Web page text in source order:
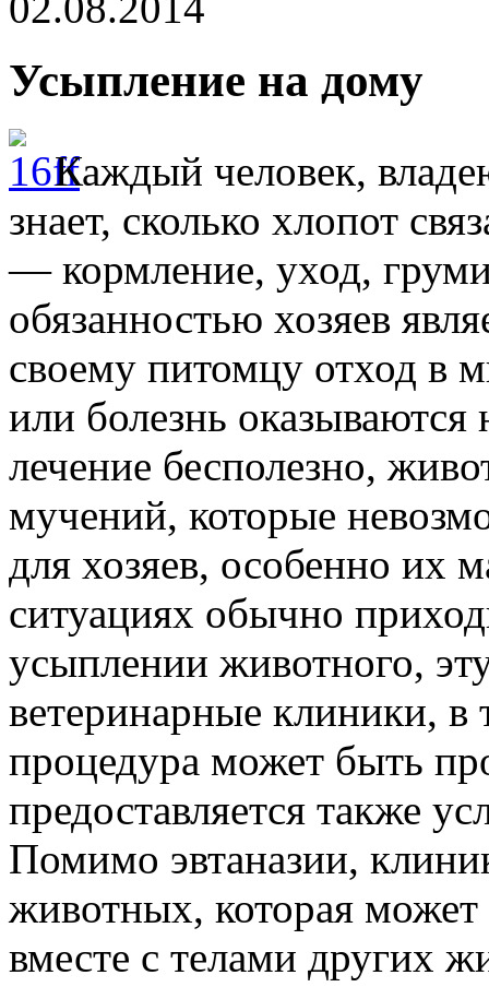
Усыпление на дому
Каждый человек,
знает, сколько хлопот
— кормление, уход,
обязанностью хозяев
своему питомцу отход в
или болезнь оказываются
лечение бесполезно,
мучений, которые
для хозяев, особенно их
ситуациях обычно
усыплении животного,
ветеринарные клиники, в
процедура может быть
предоставляется также
Помимо эвтаназии,
животных, которая
вместе с телами других